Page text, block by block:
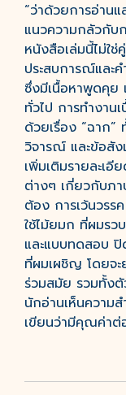
“ว่าด้วยการอ่านแ
แนวความกลัวกับ
หนังสือเล่มนี้ไม่ใ
ประสบการณ์และ
ซึ่งมีเนื้อหาพูดคุย
ทั่วไป การทำงาน
ด้วยเรื่อง “ฉาก”
วิจารณ์ และข้อสั
เพิ่มเติมรายละเ
ต่างๆ เกี่ยวกับภา
ต้อง การเว้นวร
ใช้ไม้ยมก ที่ผมรว
และแบบทดสอบ
ที่ผมเผชิญ โดยจะ
ร่วมสมัย รวมทั้งตั
นักอ่านเห็นความ
เขียนว่ามีคุณค่าต่